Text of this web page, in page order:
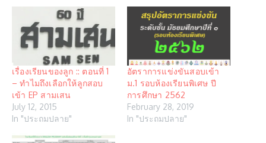
เรื่องเรียนของลูก :: ตอนที่ 1
– ทำไมถึงเลือกให้ลูกสอบ
เข้า EP สามเสน
July 12, 2015
In "ประถมปลาย"
อัตราการแข่งขันสอบเข้า
ม.1 รอบห้องเรียนพิเศษ ปี
การศึกษา 2562
February 28, 2019
In "ประถมปลาย"